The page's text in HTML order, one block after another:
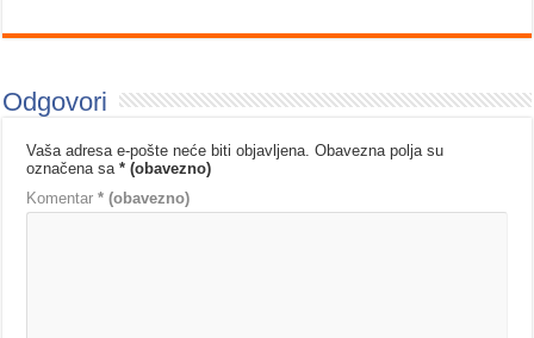
Odgovori
Vaša adresa e-pošte neće biti objavljena. Obavezna polja su
označena sa* (obavezno)
Komentar* (obavezno)